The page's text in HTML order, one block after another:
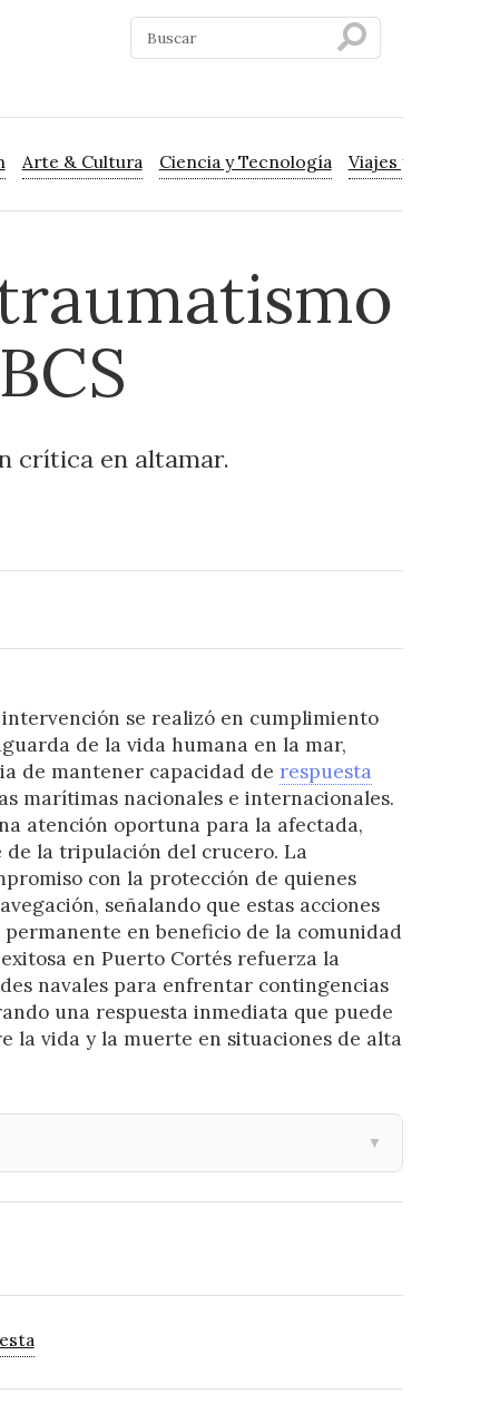
Arte & Cultura Ciencia y Tecnología Viajes y Turismo
crítica en altamar.
se realizó en cumplimiento
de la vida humana en la mar,
de mantener capacidad de respuesta
marítimas nacionales e internacionales.
atención oportuna para la afectada,
de la tripulación del crucero. La
con la protección de quienes
señalando que estas acciones
en beneficio de la comunidad
en Puerto Cortés refuerza la
navales para enfrentar contingencias
una respuesta inmediata que puede
la vida y la muerte en situaciones de alta
▼